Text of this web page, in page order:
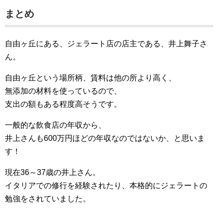
まとめ
自由ヶ丘にある、ジェラート店の店主である、井上舞子さ
ん。
自由ヶ丘という場所柄、賃料は他の所より高く、
無添加の材料を使っているので、
支出の額もある程度高そうです。
一般的な飲食店の年収から、
井上さんも600万円ほどの年収なのではないか、と思いま
す！
現在36～37歳の井上さん。
イタリアでの修行を経験されたり、本格的にジェラートの
勉強をされていました。